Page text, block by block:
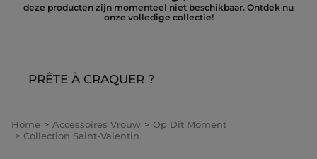
deze producten zijn momenteel niet beschikbaar. Ontdek nu
onze volledige collectie!
PRÊTE À CRAQUER ?
Home Accessoires Vrouw
Op Dit Moment
Collection Saint-Valentin